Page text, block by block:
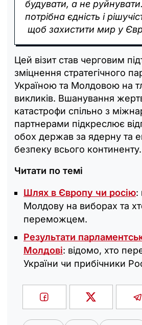
будувати, а не
потрібна єдність і
щоб захистити мир у
Цей візит став черговим
зміцнення стратегічного
Україною та Молдовою на
викликів. Вшанування
катастрофи спільно з
партнерами підкреслює
обох держав за ядерну та
безпеку всього континенту.
Читати по темі
Шлях в Європу чи росію:
Молдову на виборах та
переможцем.
Результати
Молдові: відомо, хто
України чи прибічники